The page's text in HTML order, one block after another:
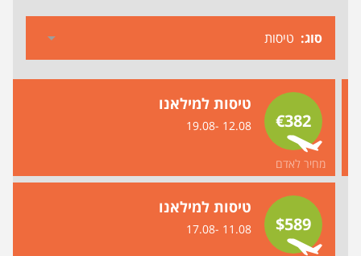
סוג
€382
מחיר לאדם
טיסות למילאנו
12.08 -19.08
$589
טיסות למילאנו
11.08 -17.08